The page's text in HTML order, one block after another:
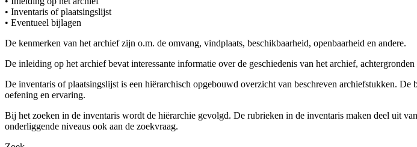
• Inventaris of plaatsingslijst
• Eventueel bijlagen
De kenmerken van het archief zijn o.m. de omvang, vindplaats, beschikbaarheid, openbaarheid en andere.
De inleiding op het archief bevat interessante informatie over de geschiedenis van het archief,
De inventaris of plaatsingslijst is een hiërarchisch opgebouwd overzicht van beschreven archiefstukken.
oefening en ervaring.
Bij het zoeken in de inventaris wordt de hiërarchie gevolgd. De rubrieken in de inventaris maken deel uit
onderliggende niveaus ook aan de zoekvraag.